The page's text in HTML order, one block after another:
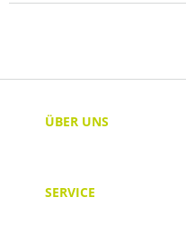
ÜBER UNS
SERVICE